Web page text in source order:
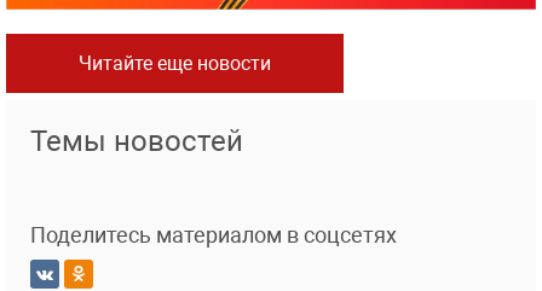
Читайте еще новости
Темы новостей
Поделитесь материалом в соцсетях